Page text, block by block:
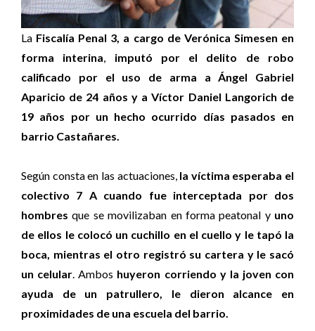
La Fiscalía Penal 3, a cargo de Verónica Simesen en
forma interina, imputó por el delito de robo
calificado por el uso de arma a Ángel Gabriel
Aparicio de 24 años y a Víctor Daniel Langorich de
19 años por un hecho ocurrido días pasados en
barrio Castañares.
Según consta en las actuaciones,la víctima esperaba el
colectivo 7 A cuando fue interceptada por dos
hombres que se movilizaban en forma peatonal y uno
de ellos le colocó un cuchillo en el cuello y le tapó la
boca, mientras el otro registró su cartera y le sacó
un celular. Ambos huyeron corriendo y la joven con
ayuda de un patrullero, le dieron alcance en
proximidades de una escuela del barrio.